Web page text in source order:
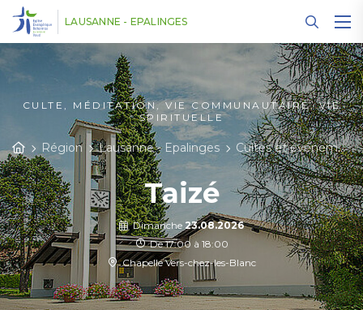
LAUSANNE - EPALINGES
CULTE, MÉDITATION, VIE COMMUNAUTAIRE, VIE
SPIRITUELLE
Région Lausanne - Epalinges Cultes et événements
Taizé
Dimanche 23.08.2026
De 17:00 à 18:00
Chapelle Vers-chez-les-Blanc
Panneau de gestion des cookies